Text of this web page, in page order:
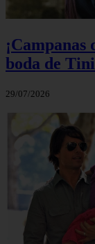
¡Campanas
boda de
29/07/2026